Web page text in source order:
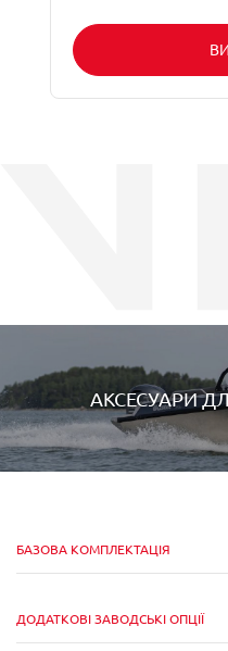
АКСЕСУАРИ
БАЗОВА КОМПЛЕКТАЦІЯ
ДОДАТКОВІ ЗАВОДСЬКІ ОПЦІЇ